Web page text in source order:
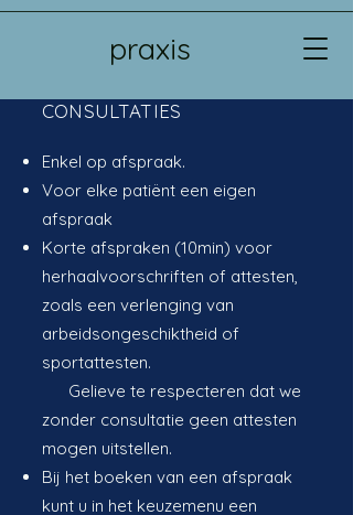
praxis
CONSULTATIES
Enkel op afspraak.
Voor elke patiënt een eigen
afspraak
Korte afspraken (10min) voor
herhaalvoorschriften of attesten,
zoals een verlenging van
arbeidsongeschiktheid of
sportattesten. ​
Gelieve te respecteren dat we
zonder consultatie geen attesten
mogen uitstellen.​
Bij het boeken van een afspraak
kunt u in het keuzemenu een